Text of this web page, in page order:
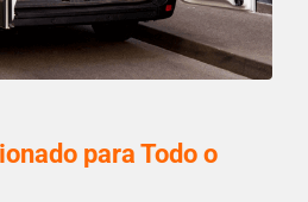
para Todo o